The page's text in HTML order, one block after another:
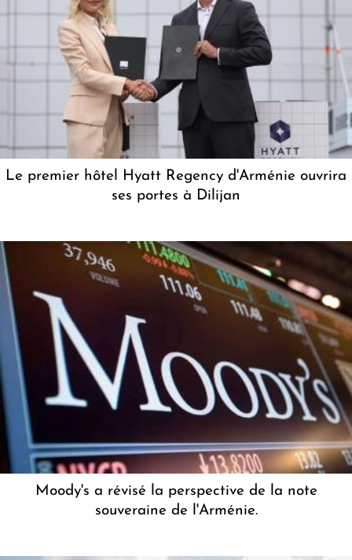
Le premier hôtel Hyatt Regency d'Arménie ouvrira
ses portes à Dilijan
Moody's a révisé la perspective de la note
souveraine de l'Arménie.